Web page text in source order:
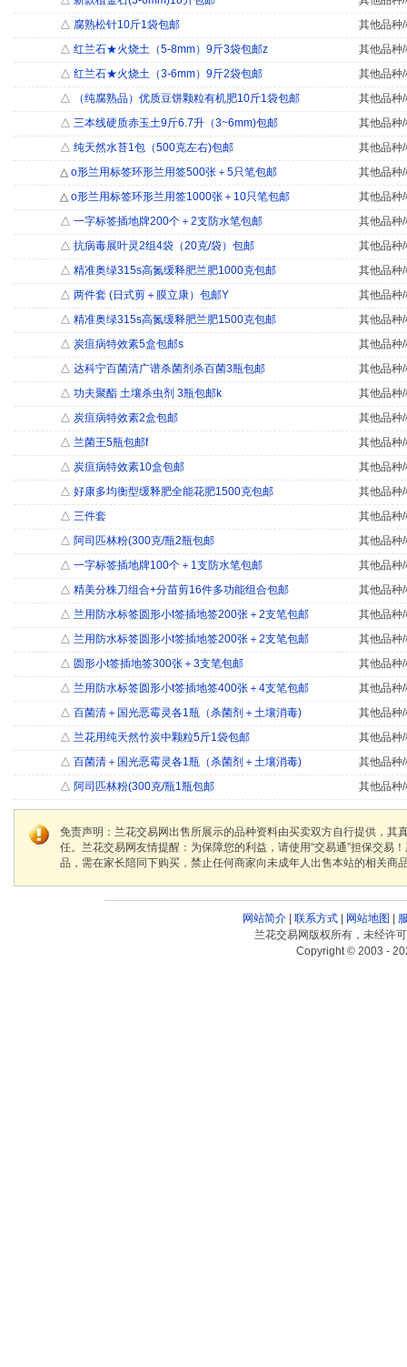
△ 腐熟松针10斤1袋包邮
其他品种
△ 红兰石★火烧土（5-8mm）9斤3袋包邮z
其他品种
△ 红兰石★火烧土（3-6mm）9斤2袋包邮
其他品种
△ （纯腐熟品）优质豆饼颗粒有机肥10斤1袋包邮
其他品种
△ 三本线硬质赤玉土9斤6.7升（3~6mm)包邮
其他品种
△ 纯天然水苔1包（500克左右)包邮
其他品种
△ o形兰用标签环形兰用签500张＋5只笔包邮
其他品种
△ o形兰用标签环形兰用签1000张＋10只笔包邮
其他品种
△ 一字标签插地牌200个＋2支防水笔包邮
其他品种
△ 抗病毒展叶灵2组4袋（20克/袋）包邮
其他品种
△ 精准奥绿315s高氮缓释肥兰肥1000克包邮
其他品种
△ 两件套 (日式剪＋膜立康）包邮Y
其他品种
△ 精准奥绿315s高氮缓释肥兰肥1500克包邮
其他品种
△ 炭疽病特效素5盒包邮s
其他品种
△ 达科宁百菌清广谱杀菌剂杀百菌3瓶包邮
其他品种
△ 功夫聚酯 土壤杀虫剂 3瓶包邮k
其他品种
△ 炭疽病特效素2盒包邮
其他品种
△ 兰菌王5瓶包邮f
其他品种
△ 炭疽病特效素10盒包邮
其他品种
△ 好康多均衡型缓释肥全能花肥1500克包邮
其他品种
△ 三件套
其他品种
△ 阿司匹林粉(300克/瓶2瓶包邮
其他品种
△ 一字标签插地牌100个＋1支防水笔包邮
其他品种
△ 精美分株刀组合+分苗剪16件多功能组合包邮
其他品种
△ 兰用防水标签圆形小t签插地签200张＋2支笔包邮
其他品种
△ 兰用防水标签圆形小t签插地签200张＋2支笔包邮
其他品种
△ 圆形小t签插地签300张＋3支笔包邮
其他品种
△ 兰用防水标签圆形小t签插地签400张＋4支笔包邮
其他品种
△ 百菌清＋国光恶霉灵各1瓶（杀菌剂＋土壤消毒)
其他品种
△ 兰花用纯天然竹炭中颗粒5斤1袋包邮
其他品种
△ 百菌清＋国光恶霉灵各1瓶（杀菌剂＋土壤消毒)
其他品种
△ 阿司匹林粉(300克/瓶1瓶包邮 其他品种
免责声明：兰花交易网出售所展示的品种资料由买卖双方自行提供，
任。兰花交易网友情提醒：为保障您的利益，请使用“交易通”担保交
品，需在家长陪同下购买，禁止任何商家向未成年人出售本站的相关商
网站简介| 联系方式| 网站地图
兰花交易网版权所有，未经许
Copyright © 2003 -